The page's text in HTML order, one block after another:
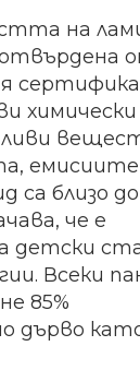
на
химически
емисиите
са близо до
че е
детски
Всеки
85%
дърво